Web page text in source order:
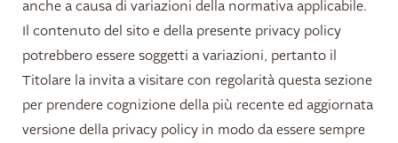
anche a causa di variazioni della normativa applicabile.
Il contenuto del sito e della presente privacy policy
potrebbero essere soggetti a variazioni, pertanto il
Titolare la invita a visitare con regolarità questa sezione
per prendere cognizione della più recente ed aggiornata
versione della privacy policy in modo da essere sempre